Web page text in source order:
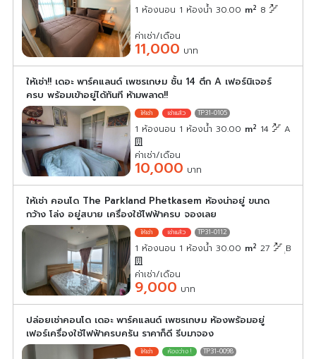
1 ห้องนอน 1 ห้องน้ำ 30.00 m2 8
ค่าเช่า/เดือน
11,000 บาท
ให้เช่า!! เดอะ พาร์คแลนด์ เพชรเกษม ชั้น 14 ตึก A เฟอร์นิเจอร์
ครบ พร้อมเข้าอยู่ได้ทันที ห้ามพลาด!!
TP31-0105
1 ห้องนอน 1 ห้องน้ำ 30.00 m2 14 A
ค่าเช่า/เดือน
10,000 บาท
ให้เช่า คอนโด The Parkland Phetkasem ห้องน่าอยู่ ขนาด
กว้าง โล่ง อยู่สบาย เครื่องใช้ไฟฟ้าครบ จองเลย
TP31-0112
1 ห้องนอน 1 ห้องน้ำ 30.00 m2 27 ฺฺB
ค่าเช่า/เดือน
9,000 บาท
ปล่อยเช่าคอนโด เดอะ พาร์คแลนด์ เพชรเกษม ห้องพร้อมอยู่
เฟอร์เครื่องใช้ไฟฟ้าครบครัน ราคาก็ดี รีบมาจอง
TP31-0098